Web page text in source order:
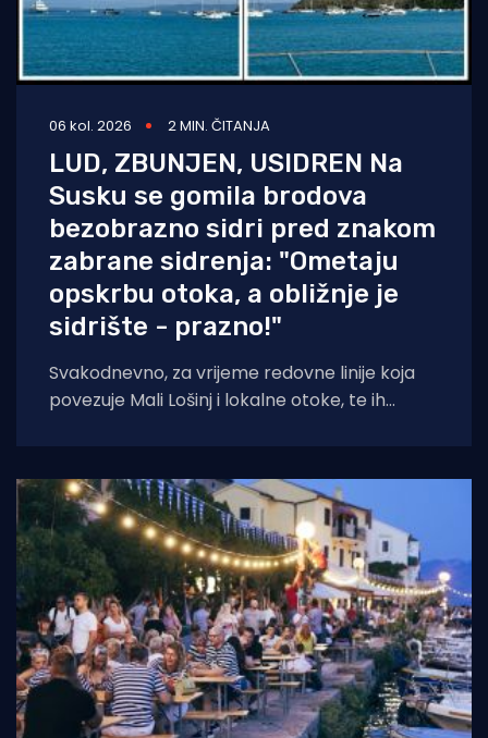
06 kol. 2026 2 MIN. ČITANJA
LUD, ZBUNJEN, USIDREN Na
Susku se gomila brodova
bezobrazno sidri pred znakom
zabrane sidrenja: "Ometaju
opskrbu otoka, a obližnje je
sidrište - prazno!"
Svakodnevno, za vrijeme redovne linije koja
povezuje Mali Lošinj i lokalne otoke, te ih